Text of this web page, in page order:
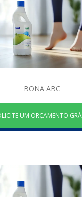
BONA ABC
UM ORÇAMENTO